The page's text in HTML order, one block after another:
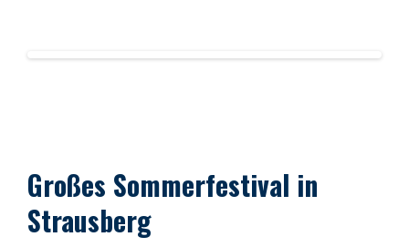
Großes Sommerfestival in
Strausberg